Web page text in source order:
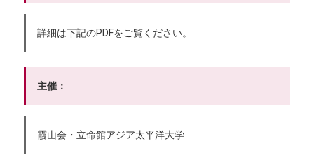
詳細は下記のPDFをご覧ください。
主催：
霞山会・立命館アジア太平洋大学